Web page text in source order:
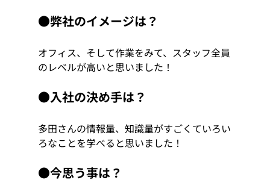
●弊社のイメージは？
オフィス、そして作業をみて、スタッフ全員
のレベルが高いと思いました！
●入社の決め手は？
多田さんの情報量、知識量がすごくていろい
ろなことを学べると思いました！
●今思う事は？